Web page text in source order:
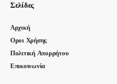
Σελίδες
Αρχική
Οροι Χρήσης
Πολιτική Απορρήτου
Επικοινωνία